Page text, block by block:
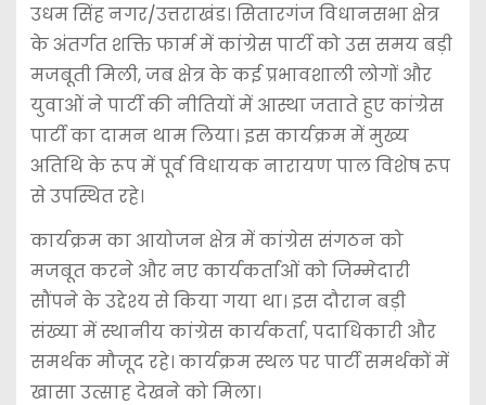
उधम सिंह नगर/उत्तराखंड। सितारगंज विधानसभा क्षेत्र
के अंतर्गत शक्ति फार्म में कांग्रेस पार्टी को उस समय बड़ी
मजबूती मिली, जब क्षेत्र के कई प्रभावशाली लोगों और
युवाओं ने पार्टी की नीतियों में आस्था जताते हुए कांग्रेस
पार्टी का दामन थाम लिया। इस कार्यक्रम में मुख्य
अतिथि के रूप में पूर्व विधायक नारायण पाल विशेष रूप
से उपस्थित रहे।
कार्यक्रम का आयोजन क्षेत्र में कांग्रेस संगठन को
मजबूत करने और नए कार्यकर्ताओं को जिम्मेदारी
सौंपने के उद्देश्य से किया गया था। इस दौरान बड़ी
संख्या में स्थानीय कांग्रेस कार्यकर्ता, पदाधिकारी और
समर्थक मौजूद रहे। कार्यक्रम स्थल पर पार्टी समर्थकों में
खासा उत्साह देखने को मिला।